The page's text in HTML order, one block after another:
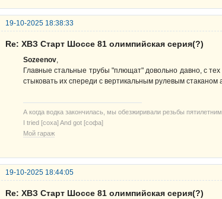
19-10-2025 18:38:33
Re: ХВЗ Старт Шоссе 81 олимпийская серия(?)
Sozeenov,
Главные стальные трубы "плющат" довольно давно, с
стыковать их спереди с вертикальным рулевым
А когда водка закончилась, мы обезжиривали резьбы пятилетним
I tried [соха] And got [софа]
Мой гараж
19-10-2025 18:44:05
Re: ХВЗ Старт Шоссе 81 олимпийская серия(?)